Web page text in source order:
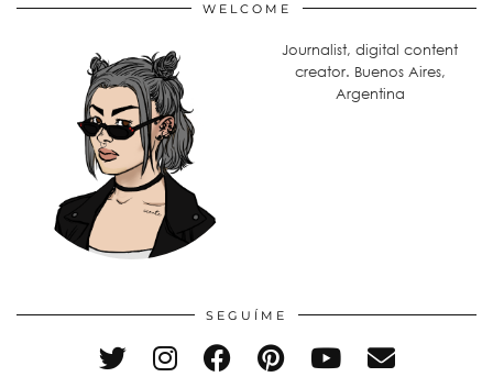
WELCOME
Journalist, digital content
creator. Buenos Aires,
Argentina
SEGUÍME